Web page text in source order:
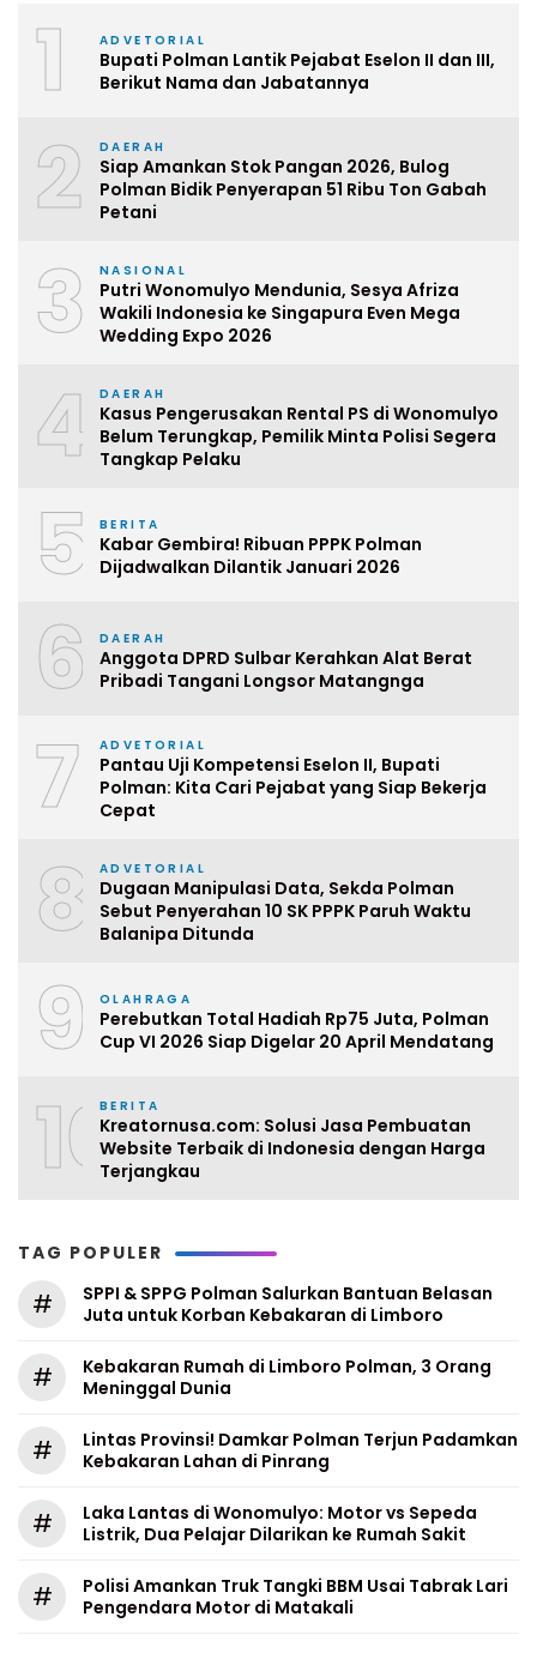
1 ADVETORIAL
Bupati Polman Lantik Pejabat Eselon II dan III,
Berikut Nama dan Jabatannya
2 DAERAH
Siap Amankan Stok Pangan 2026, Bulog
Polman Bidik Penyerapan 51 Ribu Ton Gabah
Petani
3 NASIONAL
Putri Wonomulyo Mendunia, Sesya Afriza
Wakili Indonesia ke Singapura Even Mega
Wedding Expo 2026
4 DAERAH
Kasus Pengerusakan Rental PS di Wonomulyo
Belum Terungkap, Pemilik Minta Polisi Segera
Tangkap Pelaku
5 BERITA
Kabar Gembira! Ribuan PPPK Polman
Dijadwalkan Dilantik Januari 2026
6 DAERAH
Anggota DPRD Sulbar Kerahkan Alat Berat
Pribadi Tangani Longsor Matangnga
7 ADVETORIAL
Pantau Uji Kompetensi Eselon II, Bupati
Polman: Kita Cari Pejabat yang Siap Bekerja
Cepat
8 ADVETORIAL
Dugaan Manipulasi Data, Sekda Polman
Sebut Penyerahan 10 SK PPPK Paruh Waktu
Balanipa Ditunda
9 OLAHRAGA
Perebutkan Total Hadiah Rp75 Juta, Polman
Cup VI 2026 Siap Digelar 20 April Mendatang
10BERITA
Kreatornusa.com: Solusi Jasa Pembuatan
Website Terbaik di Indonesia dengan Harga
Terjangkau
TAG POPULER
#
SPPI & SPPG Polman Salurkan Bantuan Belasan
Juta untuk Korban Kebakaran di Limboro
#
Kebakaran Rumah di Limboro Polman, 3 Orang
Meninggal Dunia
#
Lintas Provinsi! Damkar Polman Terjun Padamkan
Kebakaran Lahan di Pinrang
#
Laka Lantas di Wonomulyo: Motor vs Sepeda
Listrik, Dua Pelajar Dilarikan ke Rumah Sakit
#
Polisi Amankan Truk Tangki BBM Usai Tabrak Lari
Pengendara Motor di Matakali